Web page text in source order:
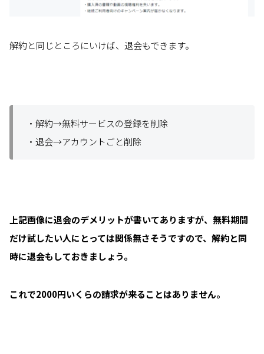
解約と同じところにいけば、退会もできます。
・解約→無料サービスの登録を削除
・退会→アカウントごと削除
上記画像に退会のデメリットが書いてありますが、無料期間
だけ試したい人にとっては関係無さそうですので、解約と同
時に退会もしておきましょう。
これで2000円いくらの請求が来ることはありません。